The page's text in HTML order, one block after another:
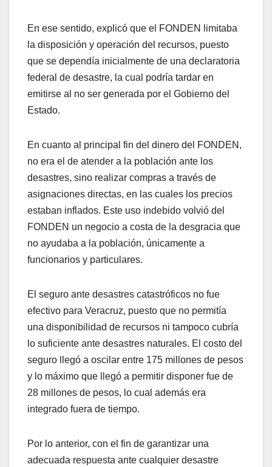
En ese sentido, explicó que el FONDEN limitaba
la disposición y operación del recursos, puesto
que se dependía inicialmente de una declaratoria
federal de desastre, la cual podría tardar en
emitirse al no ser generada por el Gobierno del
Estado.
En cuanto al principal fin del dinero del FONDEN,
no era el de atender a la población ante los
desastres, sino realizar compras a través de
asignaciones directas, en las cuales los precios
estaban inflados. Este uso indebido volvió del
FONDEN un negocio a costa de la desgracia que
no ayudaba a la población, únicamente a
funcionarios y particulares.
El seguro ante desastres catastróficos no fue
efectivo para Veracruz, puesto que no permitía
una disponibilidad de recursos ni tampoco cubría
lo suficiente ante desastres naturales. El costo del
seguro llegó a oscilar entre 175 millones de pesos
y lo máximo que llegó a permitir disponer fue de
28 millones de pesos, lo cual además era
integrado fuera de tiempo.
Por lo anterior, con el fin de garantizar una
adecuada respuesta ante cualquier desastre